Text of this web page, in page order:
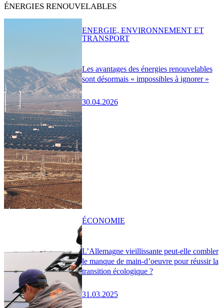
ÉNERGIES RENOUVELABLES
Les avantages des énergies renouvelables
sont désormais « impossibles à ignorer »
30.04.2026
ENERGIE, ENVIRONNEMENT ET
TRANSPORT
L’Allemagne vieillissante peut-elle combler
le manque de main-d’oeuvre pour réussir la
transition écologique ?
31.03.2025
ÉCONOMIE